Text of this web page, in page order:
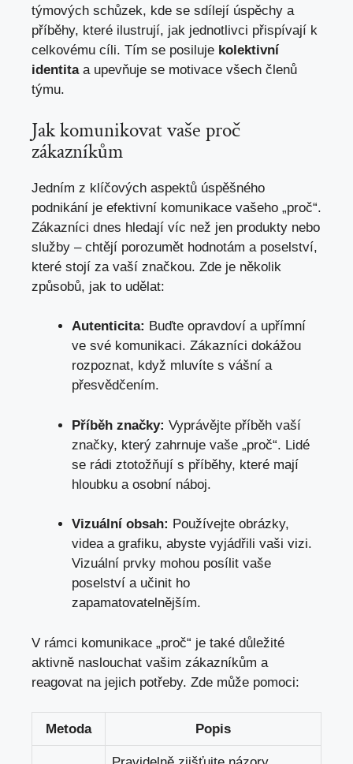
týmových schůzek, kde se sdílejí úspěchy a
příběhy, které ilustrují, jak jednotlivci přispívají k
celkovému cíli. Tím se posiluje kolektivní
identitaa upevňuje se motivace všech členů
týmu.
Jak komunikovat vaše proč
zákazníkům
Jedním z klíčových aspektů úspěšného
podnikání je efektivní komunikace vašeho „proč“.
Zákazníci dnes hledají víc než jen produkty nebo
služby – chtějí porozumět hodnotám a poselství,
které stojí za vaší značkou. Zde je několik
způsobů, jak to udělat:
Autenticita: Buďte opravdoví a upřímní
ve své komunikaci. Zákazníci dokážou
rozpoznat, když mluvíte s vášní a
přesvědčením.
Příběh značky: Vyprávějte příběh vaší
značky, který zahrnuje vaše „proč“. Lidé
se rádi ztotožňují s příběhy, které mají
hloubku a osobní náboj.
Vizuální obsah: Používejte obrázky,
videa a grafiku, abyste vyjádřili vaši vizi.
Vizuální prvky mohou posílit vaše
poselství a učinit ho
zapamatovatelnějším.
V rámci komunikace „proč“ je také důležité
aktivně naslouchat vašim zákazníkům a
reagovat na jejich potřeby. Zde může pomoci:
Metoda Popis